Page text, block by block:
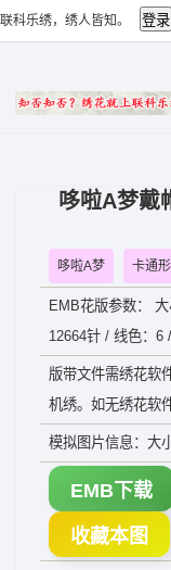
联科乐绣，绣人皆知。
哆啦A梦戴
哆啦A梦 卡通
EMB花版参数：
12664针 / 线色：6
版带文件需绣花软
机绣。如无绣花软
模拟图片信息：大
EMB下载
收藏本图